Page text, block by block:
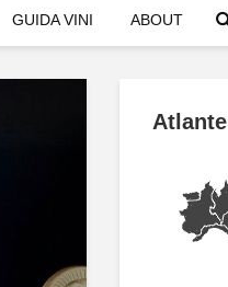
GUIDA VINI ABOUT